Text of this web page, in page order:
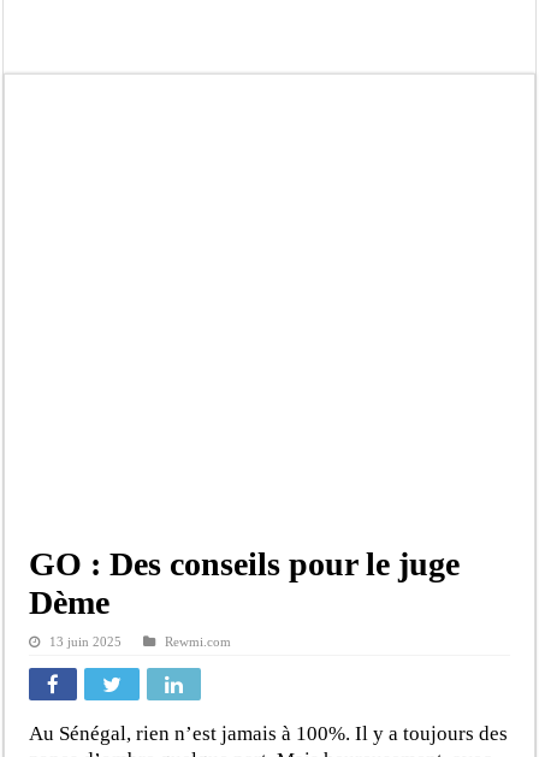
GO : Des conseils pour le juge
Dème
13 juin 2025 Rewmi.com
Au Sénégal, rien n’est jamais à 100%. Il y a toujours des